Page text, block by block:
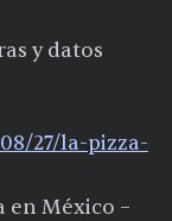
y datos
27/la-pizza-
en México –